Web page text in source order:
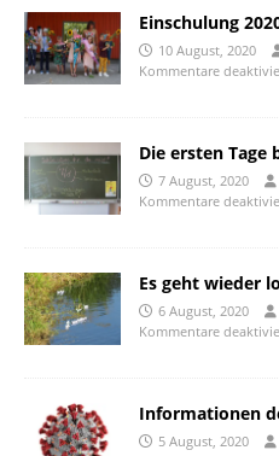
Einschulung
10 August, 2020
Kommentare
Die ersten Tage
7 August, 2020
Kommentare
Es geht wieder
6 August, 2020
Kommentare
Informationen
5 August, 2020